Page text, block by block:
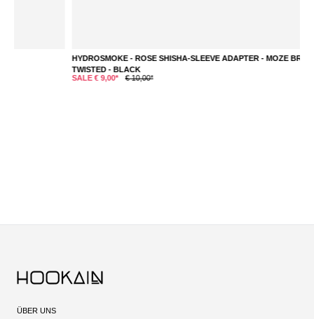
HYDROSMOKE - ROSE SHISHA-SLEEVE ADAPTER - MOZE BREEZE TWO -
TWISTED - BLACK
€ 10,00*
ÜBER UNS